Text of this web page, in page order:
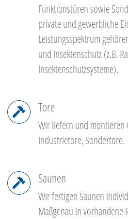
Funktionstüren sowie
private und gewerbliche
Leistungsspektrum
und Insektenschutz (z.B.
Insektenschutzsysteme).
Tore
Wir liefern und montieren
Industrietore, Sondertore.
Saunen
Wir fertigen Saunen
Maßgenau in vorhandene